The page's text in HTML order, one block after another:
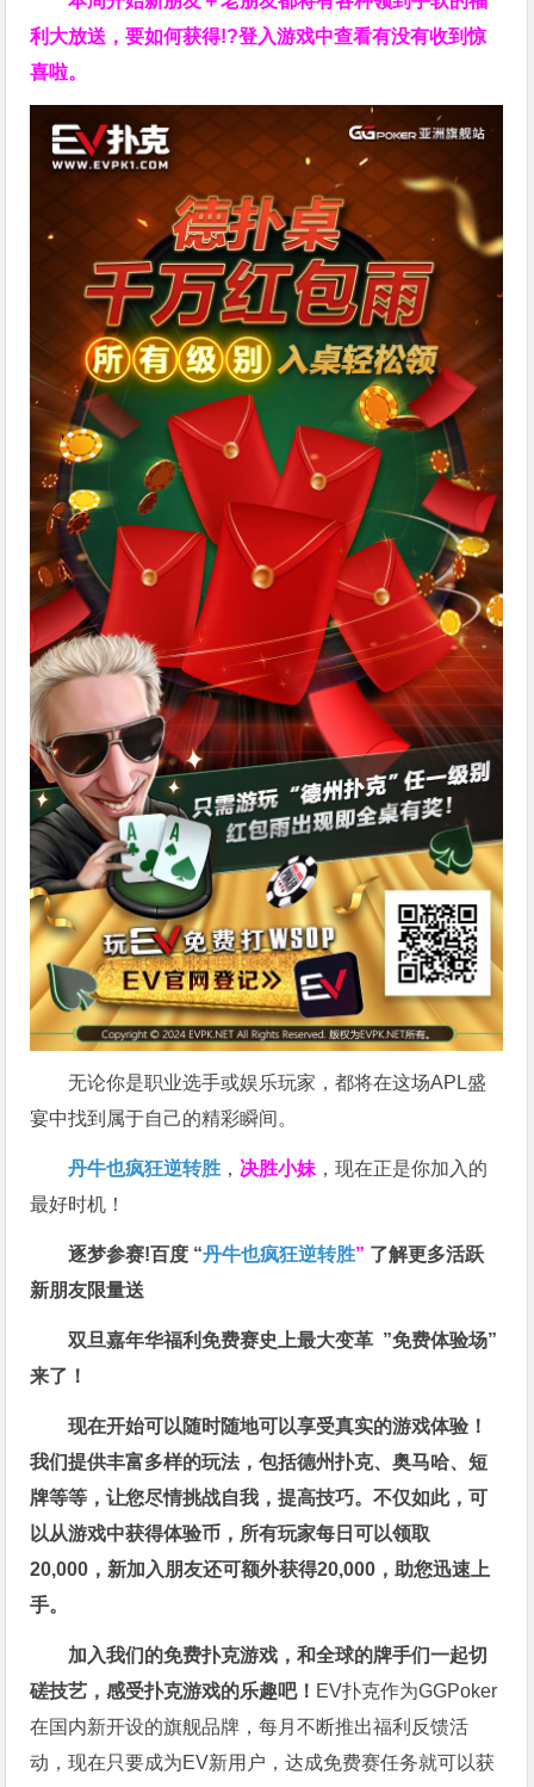
利大放送，要如何获得!?登入游戏中查看有没有收到惊
喜啦。
无论你是职业选手或娱乐玩家，都将在这场APL盛
宴中找到属于自己的精彩瞬间。
丹牛也疯狂逆转胜 ， 决胜小妹 ，现在正是你加入的
最好时机！
逐梦参赛!百度 “丹牛也疯狂逆转胜” 了解更多活跃
新朋友限量送
双旦嘉年华福利免费赛史上最大变革 ”免费体验场”
来了！
现在开始可以随时随地可以享受真实的游戏体验！
我们提供丰富多样的玩法，包括德州扑克、奥马哈、短
牌等等，让您尽情挑战自我，提高技巧。不仅如此，可
以从游戏中获得体验币，所有玩家每日可以领取
20,000，新加入朋友还可额外获得20,000，助您迅速上
手。
加入我们的免费扑克游戏，和全球的牌手们一起切
磋技艺，感受扑克游戏的乐趣吧！ EV扑克作为GGPoker
在国内新开设的旗舰品牌，每月不断推出福利反馈活
动，现在只要成为EV新用户，达成免费赛任务就可以获